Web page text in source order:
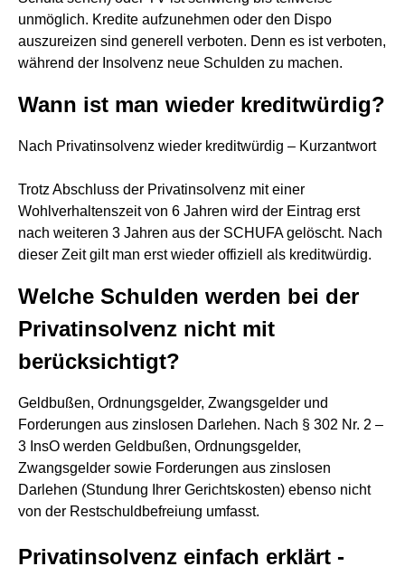
unmöglich. Kredite aufzunehmen oder den Dispo
auszureizen sind generell verboten. Denn es ist verboten,
während der Insolvenz neue Schulden zu machen.
Wann ist man wieder kreditwürdig?
Nach Privatinsolvenz wieder kreditwürdig – Kurzantwort
Trotz Abschluss der Privatinsolvenz mit einer
Wohlverhaltenszeit von 6 Jahren wird der Eintrag erst
nach weiteren 3 Jahren aus der SCHUFA gelöscht. Nach
dieser Zeit gilt man erst wieder offiziell als kreditwürdig.
Welche Schulden werden bei der
Privatinsolvenz nicht mit
berücksichtigt?
Geldbußen, Ordnungsgelder, Zwangsgelder und
Forderungen aus zinslosen Darlehen. Nach § 302 Nr. 2 –
3 InsO werden Geldbußen, Ordnungsgelder,
Zwangsgelder sowie Forderungen aus zinslosen
Darlehen (Stundung Ihrer Gerichtskosten) ebenso nicht
von der Restschuldbefreiung umfasst.
Privatinsolvenz einfach erklärt -